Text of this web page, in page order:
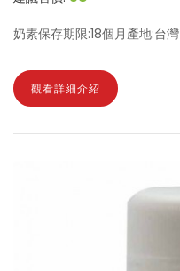
奶素保存期限:18個月產地:台灣
觀看詳細介紹